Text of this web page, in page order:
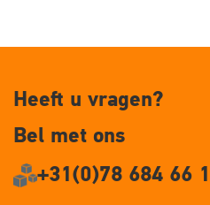
Heeft u vragen?
Bel met ons
+31(0)78 684 66